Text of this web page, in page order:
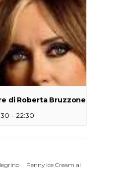
di Roberta Bruzzone
- 22:30
Penny Ice Cream al